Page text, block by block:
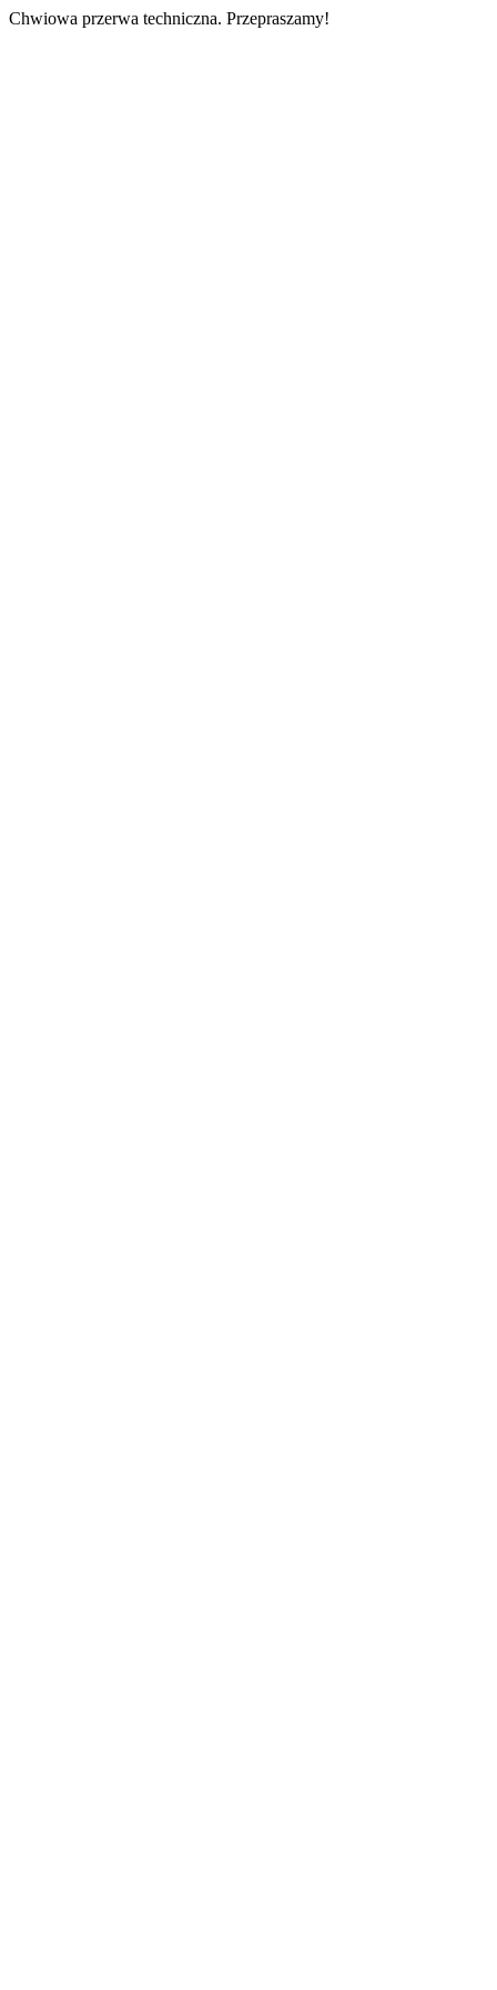
Chwiowa przerwa techniczna. Przepraszamy!